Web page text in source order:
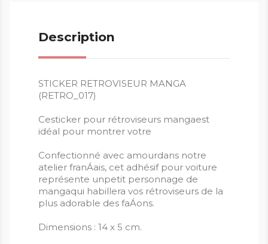
Description
STICKER RETROVISEUR MANGA
(RETRO_017)
Cesticker pour rétroviseurs mangaest
idéal pour montrer votre
Confectionné avec amourdans notre
atelier franÁais, cet adhésif pour voiture
représente unpetit personnage de
mangaqui habillera vos rétroviseurs de la
plus adorable des faÁons.
Dimensions : 14 x 5 cm.